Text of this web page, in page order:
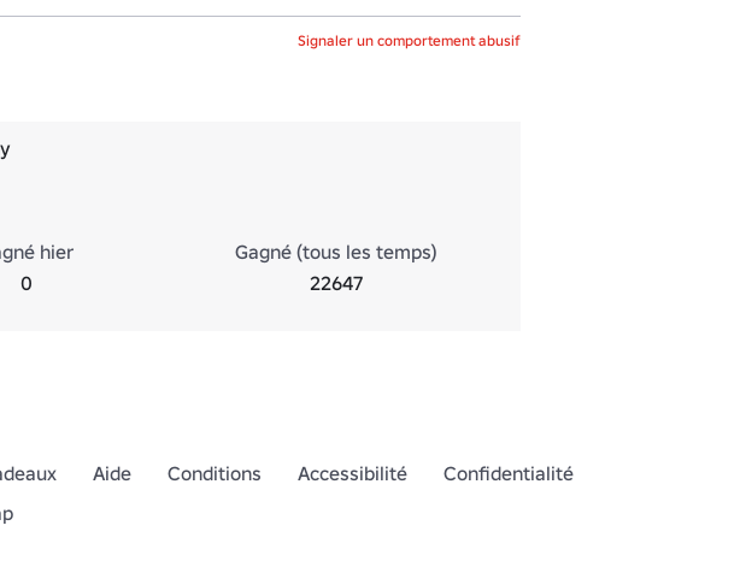
Signaler un comportement abusif
hier
0
Gagné (tous les temps)
22647
Aide Conditions Accessibilité
Confidentialité